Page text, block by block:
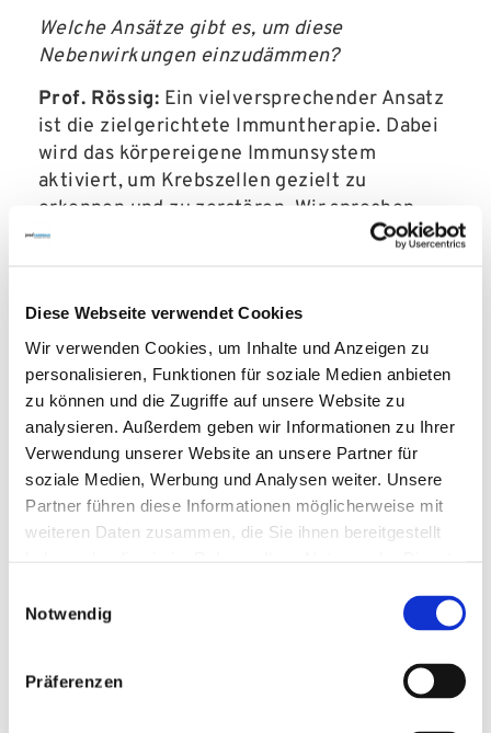
Diese Webseite verwendet Cookies
Wir verwenden Cookies, um Inhalte und Anzeigen zu
personalisieren, Funktionen für soziale Medien anbieten
zu können und die Zugriffe auf unsere Website zu
analysieren. Außerdem geben wir Informationen zu Ihrer
Verwendung unserer Website an unsere Partner für
soziale Medien, Werbung und Analysen weiter. Unsere
Partner führen diese Informationen möglicherweise mit
weiteren Daten zusammen, die Sie ihnen bereitgestellt
Notwendig
Präferenzen
Welche Ansätze gibt es, um diese
Nebenwirkungen einzudämmen?
Prof. Rössig: Ein vielversprechender Ansatz
ist die zielgerichtete Immuntherapie. Dabei
wird das körpereigene Immunsystem
aktiviert, um Krebszellen gezielt zu
erkennen und zu zerstören. Wir sprechen
zum Beispiel von bispezifischen T-Zell-
binden und diese vernichten. Eine andere
Innovation ist es, Abwehrzellen aus dem
Körper des Patienten zu entnehmen und sie
genetisch zu verändern. Dabei werden sie im
Labor mit einem künstlichen Rezeptor, dem
Chimeric Antigen Receptor, versehen. Diese
CAR-T-Zellen sind dann in der Lage, überall
im Körper Krebszellen aufzuspüren und zu
zerstören. Ein weiterer wichtiger
eingreifen, so dass die Leukämie entweder
gezielter bekämpfen? Ich glaube, dass es